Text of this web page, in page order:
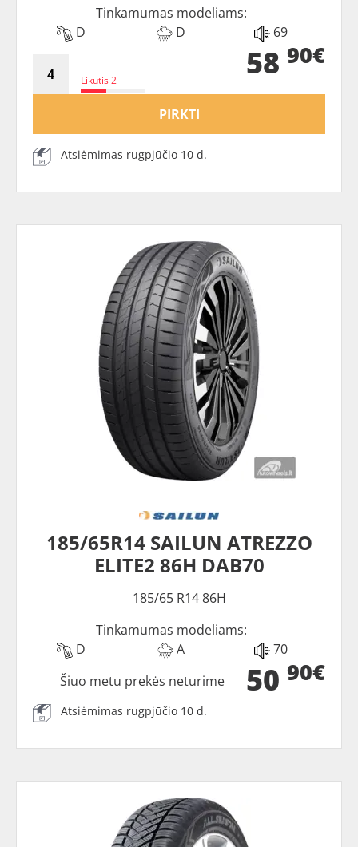
Tinkamumas modeliams:
D
D 69
Likutis 2 58 90€
PIRKTI
Atsiėmimas rugpjūčio 10 d.
185/65R14 SAILUN ATREZZO
ELITE2 86H DAB70
185/65 R14 86H
Tinkamumas modeliams:
D
A 70
50 90€
Šiuo metu prekės neturime
Atsiėmimas rugpjūčio 10 d.